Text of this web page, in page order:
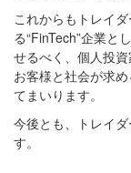
これからもトレイ
る“FinTech”企業と
せるべく、個人投資
お客様と社会が求
てまいります。
今後とも、トレイ
す。